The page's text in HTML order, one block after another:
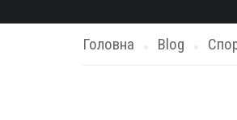
Головна Blog